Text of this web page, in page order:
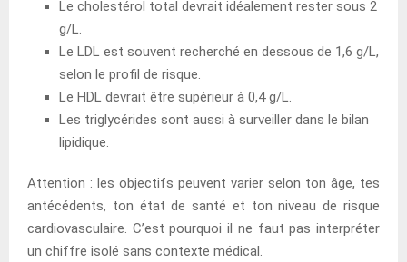
Le cholestérol total devrait idéalement rester sous 2
g/L.
Le LDL est souvent recherché en dessous de 1,6 g/L,
selon le profil de risque.
Le HDL devrait être supérieur à 0,4 g/L.
Les triglycérides sont aussi à surveiller dans le bilan
lipidique.
Attention : les objectifs peuvent varier selon ton âge, tes
antécédents, ton état de santé et ton niveau de risque
cardiovasculaire. C’est pourquoi il ne faut pas interpréter
un chiffre isolé sans contexte médical.